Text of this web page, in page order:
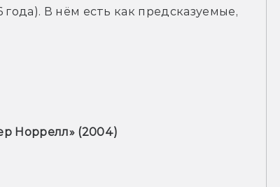
года). В нём есть как предсказуемые,
Норрелл» (2004)